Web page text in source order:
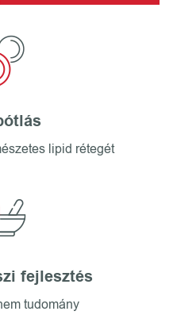
lipid rétegét
fejlesztés
tudomány